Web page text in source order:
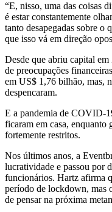
“E, nisso, uma das coisas
é estar constantemente
tanto desapegadas sobre o
que isso vá em direção
Desde que abriu capital
de preocupações
em US$ 1,76 bilhão, mas,
despencaram.
E a pandemia de COVID-
ficaram em casa, enquanto
fortemente restritos.
Nos últimos anos, a
lucratividade e passou por
funcionários. Hartz afirma
período de lockdown, mas
de pensar na próxima